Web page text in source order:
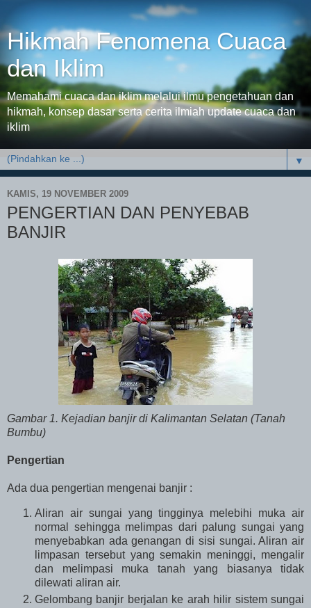
Hikmah Fenomena Cuaca
dan Iklim
Memahami cuaca dan iklim melalui ilmu pengetahuan dan
hikmah, konsep dasar serta cerita ilmiah update cuaca dan
iklim
▼
KAMIS, 19 NOVEMBER 2009
PENGERTIAN DAN PENYEBAB
BANJIR
Gambar 1. Kejadian banjir di Kalimantan Selatan (Tanah
Bumbu)
Pengertian
Ada dua pengertian mengenai banjir :
Aliran air sungai yang tingginya melebihi muka air
normal sehingga melimpas dari palung sungai yang
menyebabkan ada genangan di sisi sungai. Aliran air
limpasan tersebut yang semakin meninggi, mengalir
dan melimpasi muka tanah yang biasanya tidak
dilewati aliran air.
Gelombang banjir berjalan ke arah hilir sistem sungai